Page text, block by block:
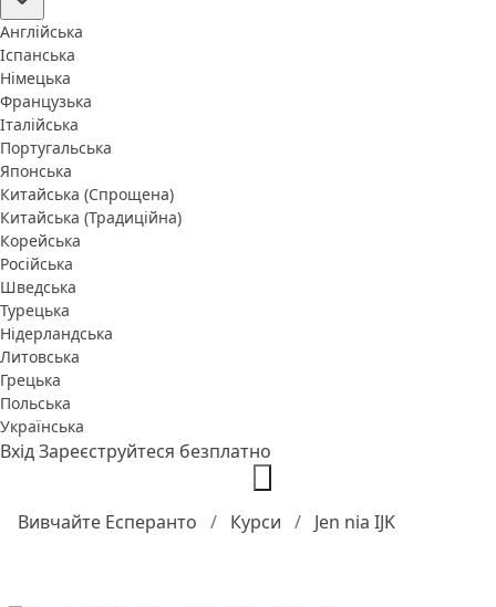
Англійська
Іспанська
Німецька
Французька
Італійська
Португальська
Японська
Китайська (Спрощена)
Китайська (Традиційна)
Корейська
Російська
Шведська
Турецька
Нідерландська
Литовська
Грецька
Польська
Українська
ВхідЗареєструйтеся безплатно
Вивчайте Есперанто Курси Jen nia IJK